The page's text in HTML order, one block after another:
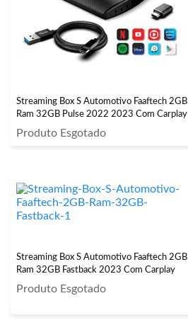
Streaming Box S Automotivo Faaftech 2GB
Ram 32GB Pulse 2022 2023 Com Carplay
Produto Esgotado
Streaming Box S Automotivo Faaftech 2GB
Ram 32GB Fastback 2023 Com Carplay
Produto Esgotado